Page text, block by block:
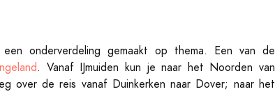
onderverdeling gemaakt op thema. Een van de
. Vanaf IJmuiden kun je naar het Noorden van
over de reis vanaf Duinkerken naar Dover; naar het